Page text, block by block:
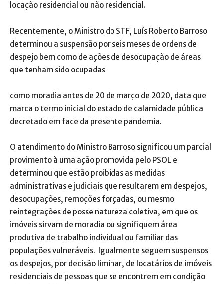
locação residencial ou não residencial.
Recentemente, o Ministro do STF, Luís Roberto Barroso
determinou a suspensão por seis meses de ordens de
despejo bem como de ações de desocupação de áreas
que tenham sido ocupadas
como moradia antes de 20 de março de 2020, data que
marca o termo inicial do estado de calamidade pública
decretado em face da presente pandemia.
O atendimento do Ministro Barroso significou um parcial
provimento à uma ação promovida pelo PSOL e
determinou que estão proibidas as medidas
administrativas e judiciais que resultarem em despejos,
desocupações, remoções forçadas, ou mesmo
reintegrações de posse natureza coletiva, em que os
imóveis sirvam de moradia ou signifiquem área
produtiva de trabalho individual ou familiar das
populações vulneráveis. Igualmente seguem suspensos
os despejos, por decisão liminar, de locatários de imóveis
residenciais de pessoas que se encontrem em condição